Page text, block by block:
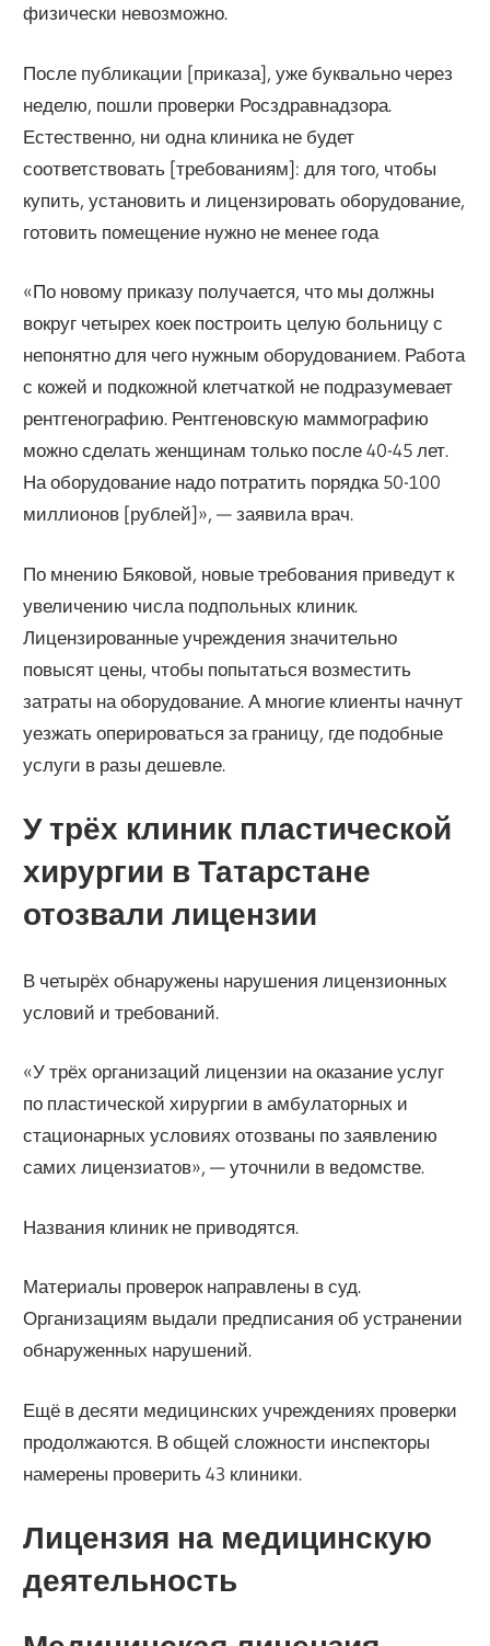
физически невозможно.
После публикации [приказа], уже буквально через
неделю, пошли проверки Росздравнадзора.
Естественно, ни одна клиника не будет
соответствовать [требованиям]: для того, чтобы
купить, установить и лицензировать оборудование,
готовить помещение нужно не менее года
«По новому приказу получается, что мы должны
вокруг четырех коек построить целую больницу с
непонятно для чего нужным оборудованием. Работа
с кожей и подкожной клетчаткой не подразумевает
рентгенографию. Рентгеновскую маммографию
можно сделать женщинам только после 40-45 лет.
На оборудование надо потратить порядка 50-100
миллионов [рублей]», — заявила врач.
По мнению Бяковой, новые требования приведут к
увеличению числа подпольных клиник.
Лицензированные учреждения значительно
повысят цены, чтобы попытаться возместить
затраты на оборудование. А многие клиенты начнут
уезжать оперироваться за границу, где подобные
услуги в разы дешевле.
У трёх клиник пластической
хирургии в Татарстане
отозвали лицензии
В четырёх обнаружены нарушения лицензионных
условий и требований.
«У трёх организаций лицензии на оказание услуг
по пластической хирургии в амбулаторных и
стационарных условиях отозваны по заявлению
самих лицензиатов», — уточнили в ведомстве.
Названия клиник не приводятся.
Материалы проверок направлены в суд.
Организациям выдали предписания об устранении
обнаруженных нарушений.
Ещё в десяти медицинских учреждениях проверки
продолжаются. В общей сложности инспекторы
намерены проверить 43 клиники.
Лицензия на медицинскую
деятельность